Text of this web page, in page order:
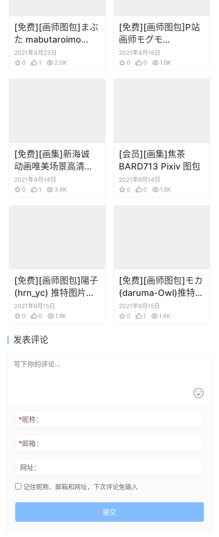
[免费][画师图包]まぶ
た mabutaroimo
Pixiv 图包 202103
2021年4月23日
0
1 2.0K
[免费][画师图包]P站
画师モグモ
（Mogmo）Pixiv 图
包202101
2021年4月16日
0
0 1.6K
[免费][画集]新海诚
动画唯美场景高清壁
纸图集
2021年4月14日
0
1 3.6K
[会员][画集]焦茶
BARD713 Pixiv 图包
2021年6月14日
0
0 1.8K
[免费][画师图包]陽子
(hrn_yc) 推特图片包
202106
2021年6月15日
0
0 1.9K
[免费][画师图包]モカ
(daruma-Owl)推特
+tumblr图片包
202106
2021年6月15日
0
1 1.4K
发表评论
*昵称：
*邮箱：
网址：
记住昵称、邮箱和网址，下次评论免输入
提交